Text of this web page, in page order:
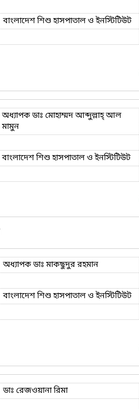
বাংলাদেশ শিশু হাসপাতাল ও ইনস্টিটিউট
অধ্যাপক ডাঃ মোহাম্মদ আব্দুল্লাহ্ আল
মামুন
বাংলাদেশ শিশু হাসপাতাল ও ইনস্টিটিউট
অধ্যাপক ডাঃ মাকছুদুর রহমান
বাংলাদেশ শিশু হাসপাতাল ও ইনস্টিটিউট
ডাঃ রেজওয়ানা রিমা